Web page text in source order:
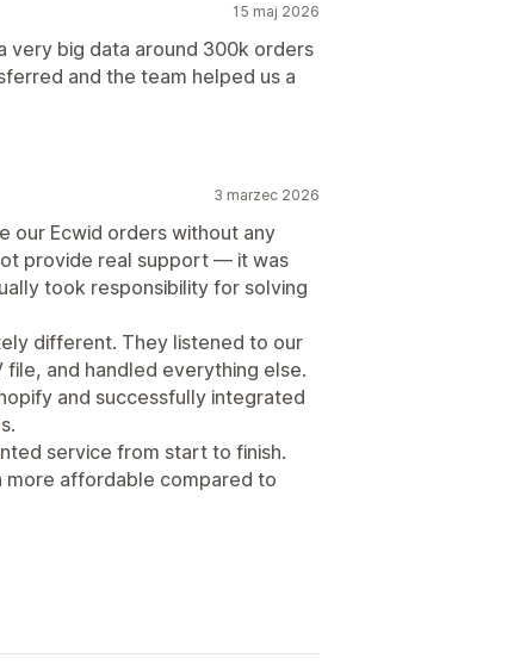
15 maj 2026
very big data around 300k orders
and the team helped us a
3 marzec 2026
our Ecwid orders without any
provide real support — it was
took responsibility for solving
different. They listened to our
file, and handled everything else.
and successfully integrated
service from start to finish.
more affordable compared to